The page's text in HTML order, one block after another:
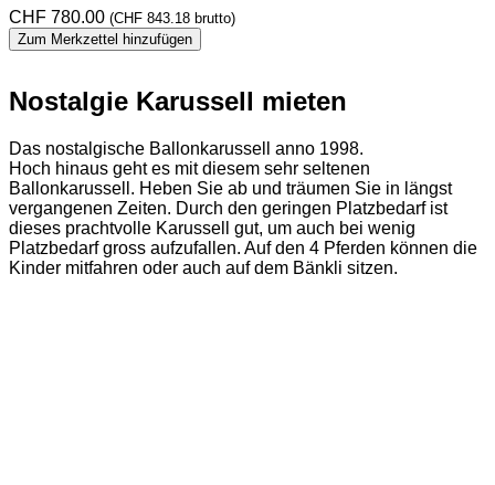
CHF 780.00 (CHF 843.18 brutto)
Zum Merkzettel hinzufügen
Nostalgie Karussell mieten
Das nostalgische Ballonkarussell anno 1998.
Hoch hinaus geht es mit diesem sehr seltenen
Ballonkarussell. Heben Sie ab und träumen Sie in längst
vergangenen Zeiten. Durch den geringen Platzbedarf ist
dieses prachtvolle Karussell gut, um auch bei wenig
Platzbedarf gross aufzufallen. Auf den 4 Pferden können die
Kinder mitfahren oder auch auf dem Bänkli sitzen.